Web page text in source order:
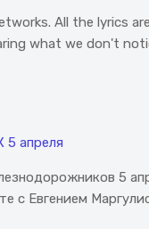
All the lyrics
what we don't
апреля
5
с Евгением